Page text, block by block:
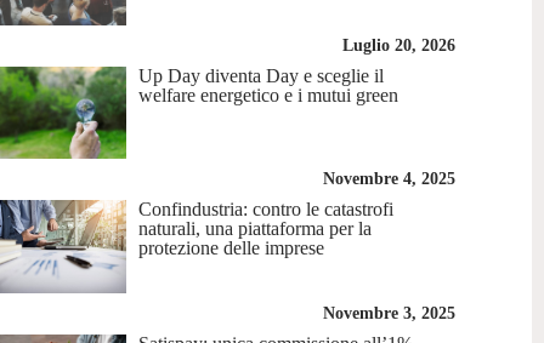
Luglio 20, 2026
Up Day diventa Day e sceglie il
welfare energetico e i mutui green
Novembre 4, 2025
Confindustria: contro le catastrofi
naturali, una piattaforma per la
protezione delle imprese
Novembre 3, 2025